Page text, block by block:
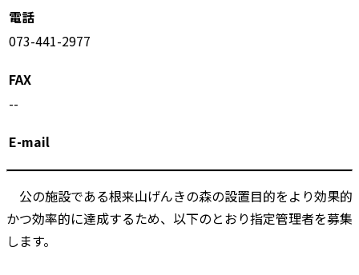
電話
073-441-2977
FAX
--
E-mail
公の施設である根来山げんきの森の設置目的をより効果的
かつ効率的に達成するため、以下のとおり指定管理者を募集
します。